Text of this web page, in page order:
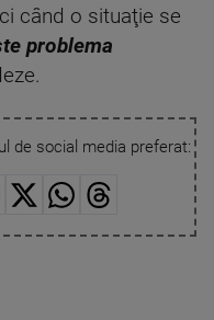
când o situaţie se
problema
de social media preferat: